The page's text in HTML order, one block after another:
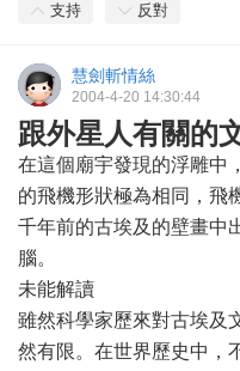
支持 反對
慧劍斬情絲
2004-4-20 14:30:44
跟外星人有關的
在這個廟宇發現的浮雕中
的飛機形狀極為相同，飛
千年前的古埃及的壁畫中
腦。
未能解讀
雖然科學家歷來對古埃及
然有限。在世界歷史中，